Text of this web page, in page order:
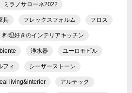
ミラノサローネ2022
具 フレックスフォルム フロス
料理好きのインテリアキッチン
浄水器 ユーロモビル
フィ シーザーストーン
living&interior アルテック